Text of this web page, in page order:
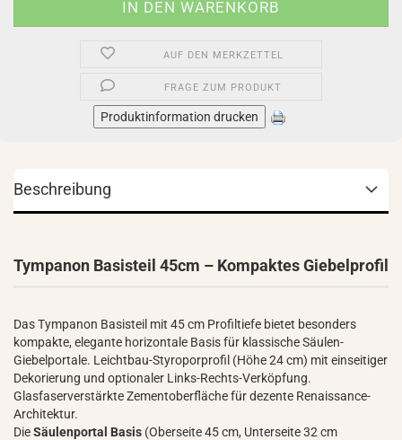
AUF DEN MERKZETTEL
FRAGE ZUM PRODUKT
Produktinformation drucken
Beschreibung
Tympanon Basisteil 45cm – Kompaktes Giebelprofil
Das Tympanon Basisteil mit 45 cm Profiltiefe bietet besonders
kompakte, elegante horizontale Basis für klassische Säulen-
Giebelportale. Leichtbau-Styroporprofil (Höhe 24 cm) mit einseitiger
Dekorierung und optionaler Links-Rechts-Verköpfung.
Glasfaserverstärkte Zementoberfläche für dezente Renaissance-
Architektur.
DieSäulenportal Basis (Oberseite 45 cm, Unterseite 32 cm